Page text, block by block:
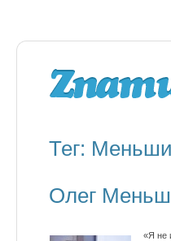
Тег:
Олег
«Я не